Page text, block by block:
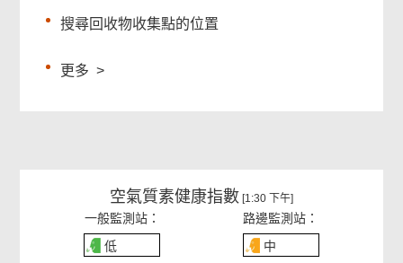
搜尋回收物收集點的位置
更多 >
空氣質素健康指數 [1:30 下午]
一般監測站：
低
路邊監測站：
中